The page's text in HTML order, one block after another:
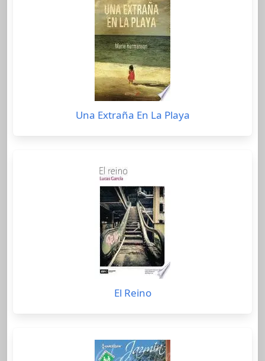
Una Extraña En La Playa
El Reino